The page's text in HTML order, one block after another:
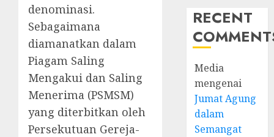
denominasi.
Sebagaimana
diamanatkan dalam
Piagam Saling
Mengakui dan Saling
Menerima (PSMSM)
yang diterbitkan oleh
Persekutuan Gereja-
RECENT
Media
mengenai
Jumat Agung
dalam
Semangat